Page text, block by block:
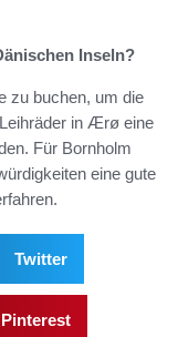
Inseln?
zu buchen, um die
in Ærø eine
Für Bornholm
eine gute
Twitter
Pinterest